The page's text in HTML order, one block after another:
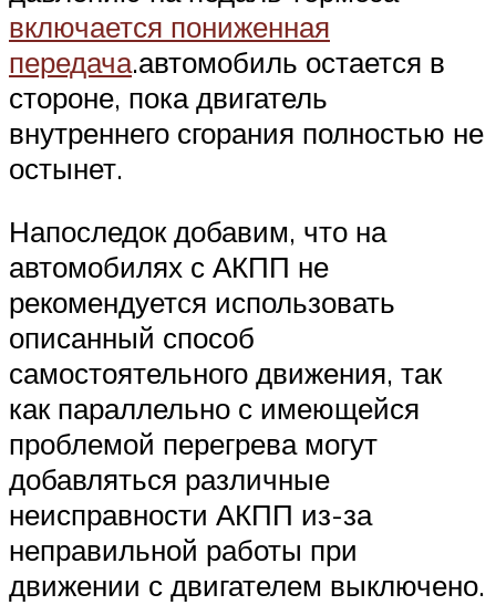
включается пониженная
передача.автомобиль остается в
стороне, пока двигатель
внутреннего сгорания полностью не
остынет.
Напоследок добавим, что на
автомобилях с АКПП не
рекомендуется использовать
описанный способ
самостоятельного движения, так
как параллельно с имеющейся
проблемой перегрева могут
добавляться различные
неисправности АКПП из-за
неправильной работы при
движении с двигателем выключено.